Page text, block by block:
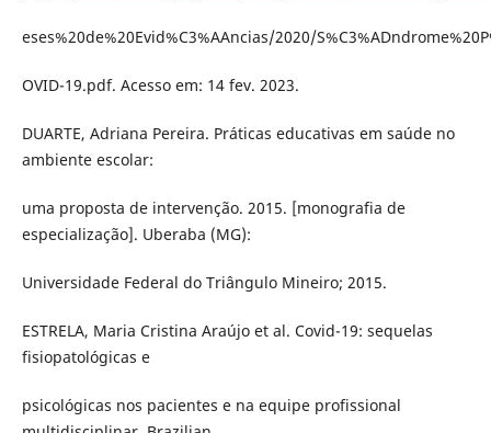
eses%20de%20Evid%C3%AAncias/2020/
OVID-19.pdf. Acesso em: 14 fev. 2023.
DUARTE, Adriana Pereira. Práticas educativas em saúde no
ambiente escolar:
uma proposta de intervenção. 2015. [monografia de
especialização]. Uberaba (MG):
Universidade Federal do Triângulo Mineiro; 2015.
ESTRELA, Maria Cristina Araújo et al. Covid-19: sequelas
fisiopatológicas e
psicológicas nos pacientes e na equipe profissional